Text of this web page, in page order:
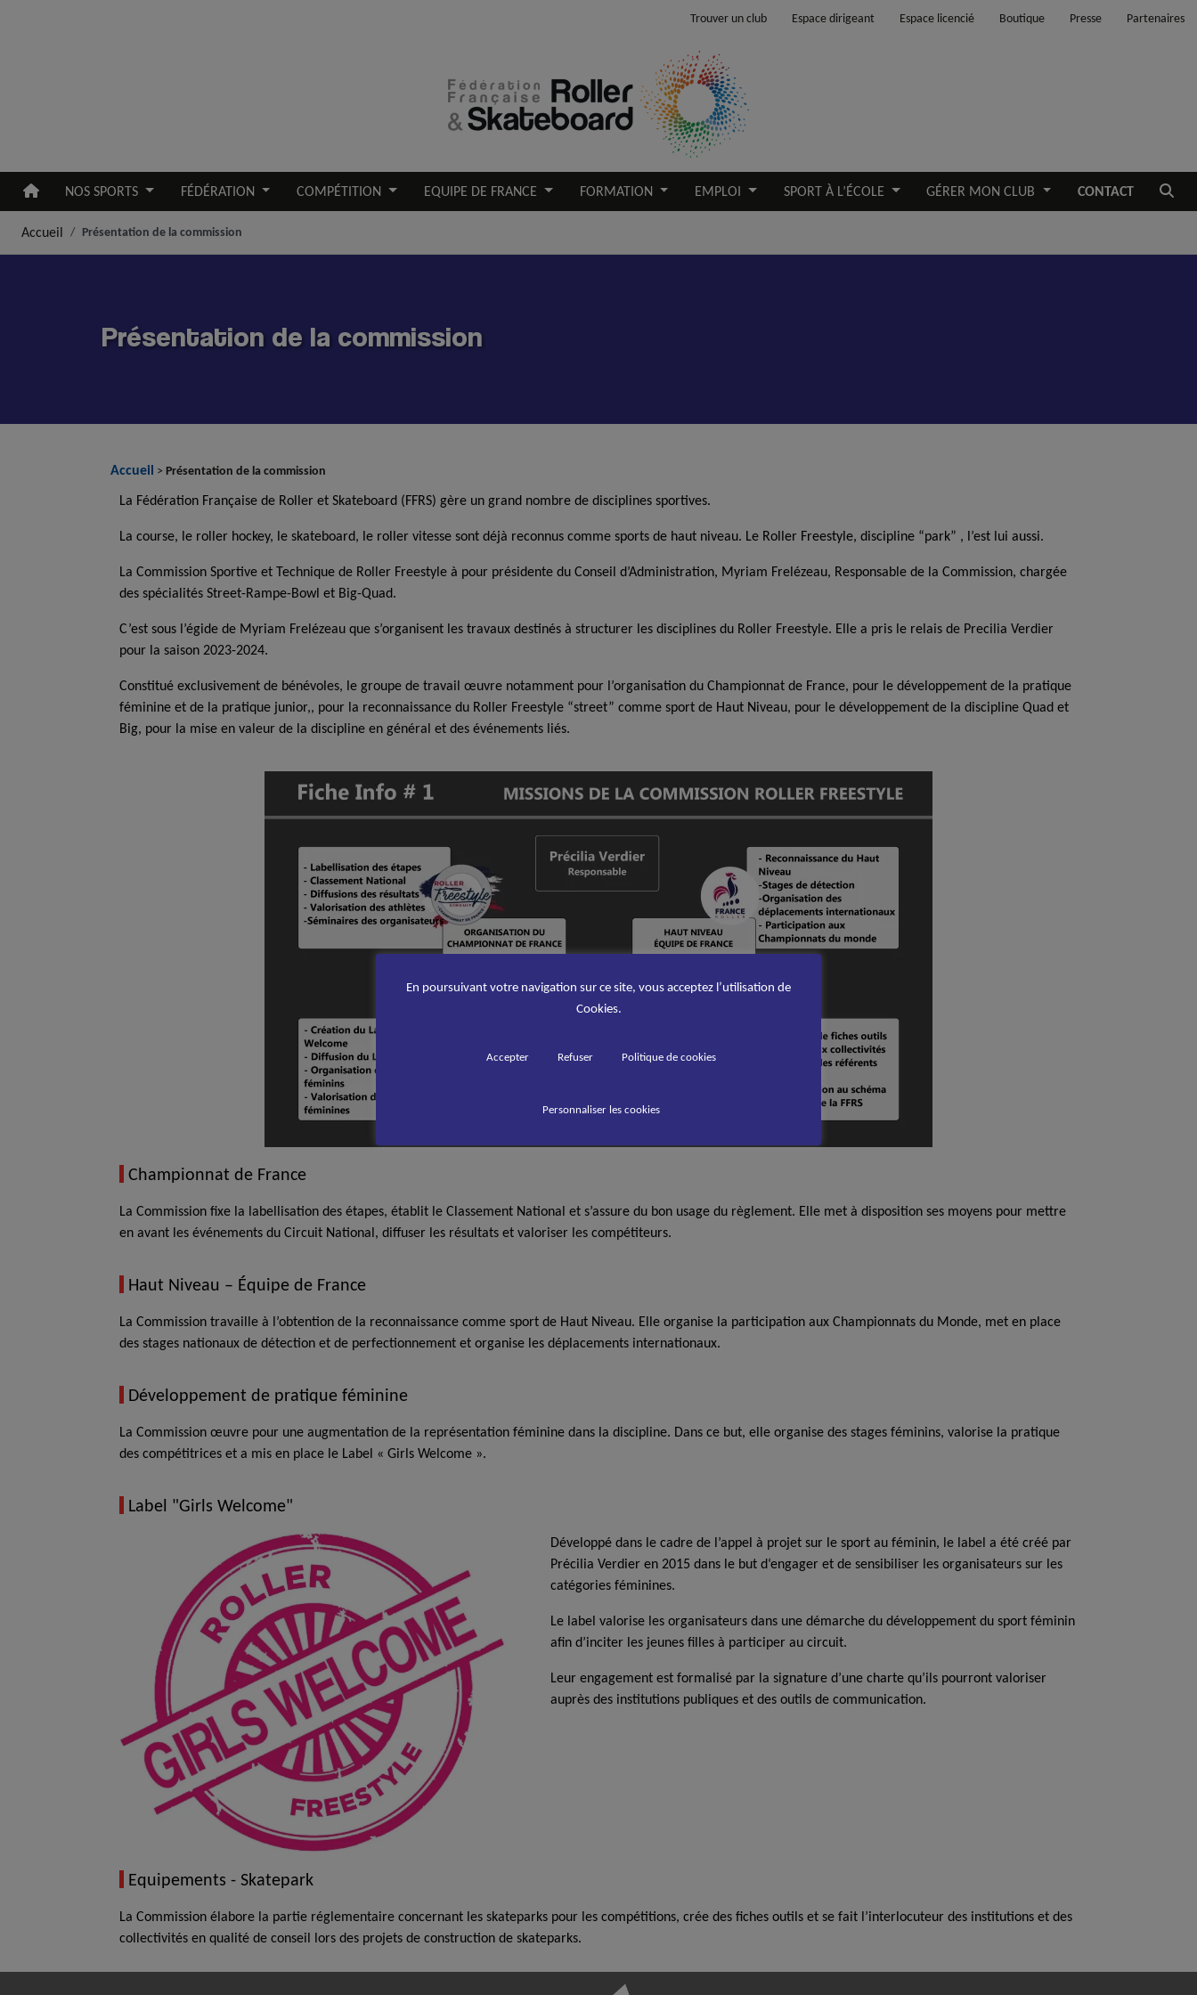
Trouver un club Espace dirigeant Espace licencié Boutique Presse Partenaires
NOS SPORTS FÉDÉRATION COMPÉTITION EQUIPE DE FRANCE FORMATION EMPLOI SPORT À L’ÉCOLE GÉRER MON CLUB CONTACT
Accueil Présentation de la commission
Présentation de la commission
Accueil >Présentation de la commission
La Fédération Française de Roller et Skateboard (FFRS) gère un grand nombre de disciplines sportives.
La course, le roller hockey, le skateboard, le roller vitesse sont déjà reconnus comme sports de haut niveau. Le Roller Freestyle, discipline “park” , l’est lui aussi.
La Commission Sportive et Technique de Roller Freestyle à pour présidente du Conseil d’Administration, Myriam Frelézeau, Responsable de la Commission, chargée
des spécialités Street-Rampe-Bowl et Big-Quad.
C’est sous l’égide de Myriam Frelézeau que s’organisent les travaux destinés à structurer les disciplines du Roller Freestyle. Elle a pris le relais de Precilia Verdier
pour la saison 2023-2024.
Constitué exclusivement de bénévoles, le groupe de travail œuvre notamment pour l’organisation du Championnat de France, pour le développement de la pratique
féminine et de la pratique junior,, pour la reconnaissance du Roller Freestyle “street” comme sport de Haut Niveau, pour le développement de la discipline Quad et
Big, pour la mise en valeur de la discipline en général et des événements liés.
Championnat de France
La Commission fixe la labellisation des étapes, établit le Classement National et s’assure du bon usage du règlement. Elle met à disposition ses moyens pour mettre
en avant les événements du Circuit National, diffuser les résultats et valoriser les compétiteurs.
Haut Niveau – Équipe de France
La Commission travaille à l’obtention de la reconnaissance comme sport de Haut Niveau. Elle organise la participation aux Championnats du Monde, met en place
des stages nationaux de détection et de perfectionnement et organise les déplacements internationaux.
Développement de pratique féminine
La Commission œuvre pour une augmentation de la représentation féminine dans la discipline. Dans ce but, elle organise des stages féminins, valorise la pratique
des compétitrices et a mis en place le Label « Girls Welcome ».
Label "Girls Welcome"
Développé dans le cadre de l’appel à projet sur le sport au féminin, le label a été créé par
Précilia Verdier en 2015 dans le but d‘engager et de sensibiliser les organisateurs sur les
catégories féminines.
Le label valorise les organisateurs dans une démarche du développement du sport féminin
afin d’inciter les jeunes filles à participer au circuit.
Leur engagement est formalisé par la signature d’une charte qu’ils pourront valoriser
auprès des institutions publiques et des outils de communication.
Equipements - Skatepark
La Commission élabore la partie réglementaire concernant les skateparks pour les compétitions, crée des fiches outils et se fait l’interlocuteur des institutions et des
collectivités en qualité de conseil lors des projets de construction de skateparks.
En poursuivant votre navigation sur ce site, vous acceptez l’utilisation de
Cookies.
Accepter Refuser Politique de cookies
Personnaliser les cookies